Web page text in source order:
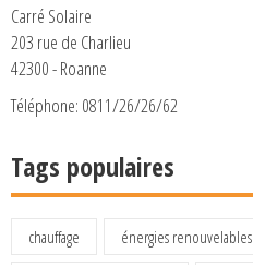
Carré Solaire
203 rue de Charlieu
42300 - Roanne
Téléphone: 0811/26/26/62
Tags populaires
chauffage énergies renouvelables